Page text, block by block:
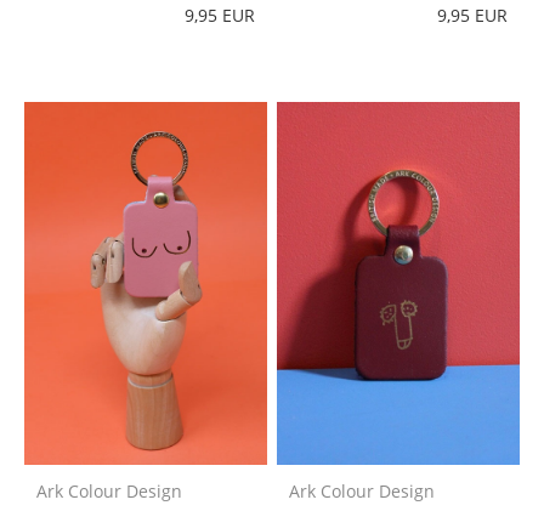
9,95 EUR 9,95 EUR
Ark Colour Design
Ark Colour Design